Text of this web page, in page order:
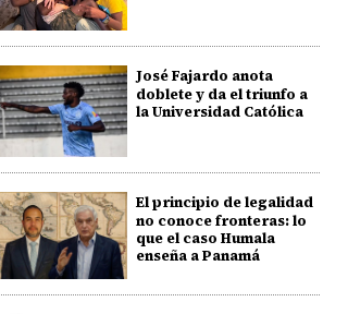
José Fajardo anota
doblete y da el triunfo a
la Universidad Católica
El principio de legalidad
no conoce fronteras: lo
que el caso Humala
enseña a Panamá